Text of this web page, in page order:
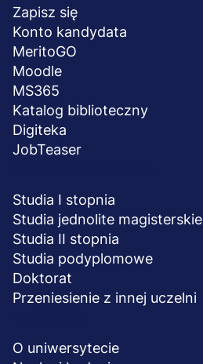
stopka
Zapisz się
Konto kandydata
MeritoGO
Moodle
MS365
Katalog biblioteczny
Digiteka
JobTeaser
Studia I stopnia
Studia jednolite magisterskie
Studia II stopnia
Studia podyplomowe
Doktorat
Przeniesienie z innej uczelni
O uniwersytecie